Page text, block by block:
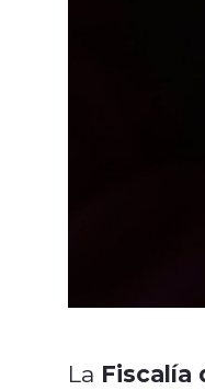
La Fiscalía